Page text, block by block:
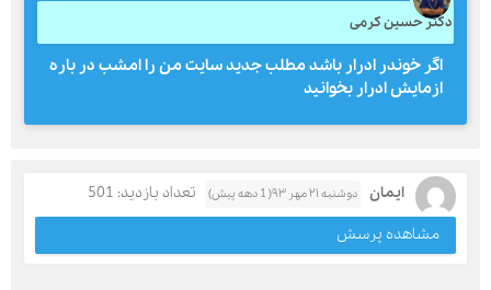
دکتر حسین کرمی
اگر خوندر ادرار باشد مطلب جدید سایت من را امشب در باره
ازمایش ادرار بخوانید
ایمان دوشنبه ۲۱ مهر ۹۳( 1 دهه پیش)
تعداد بازدید: 501
مشاهده پرسش